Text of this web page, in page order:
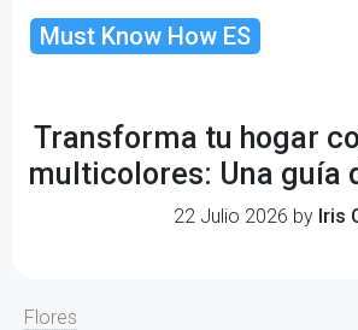
Must Know How ES
Transforma tu hogar
multicolores: Una guía
22 Julio 2026 by Iris
Flores